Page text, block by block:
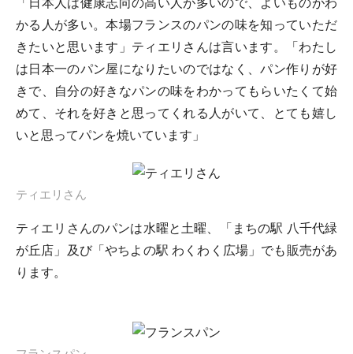
かる人が多い。本場フランスのパンの味を知っていただ
きたいと思います」ティエリさんは言います。「わたし
は日本一のパン屋になりたいのではなく、パン作りが好
きで、自分の好きなパンの味をわかってもらいたくて始
めて、それを好きと思ってくれる人がいて、とても嬉し
いと思ってパンを焼いています」
ティエリさん
ティエリさんのパンは水曜と土曜、「まちの駅 八千代緑
が丘店」及び「やちよの駅 わくわく広場」でも販売があ
ります。